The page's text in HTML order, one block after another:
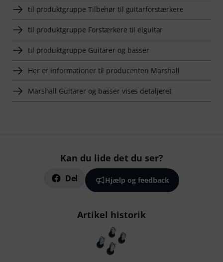
til produktgruppe Tilbehør til guitarforstærkere
til produktgruppe Forstærkere til elguitar
til produktgruppe Guitarer og basser
Her er informationer til producenten Marshall
Marshall Guitarer og basser vises detaljeret
Kan du lide det du ser?
Del Hjælp og feedback
Artikel historik